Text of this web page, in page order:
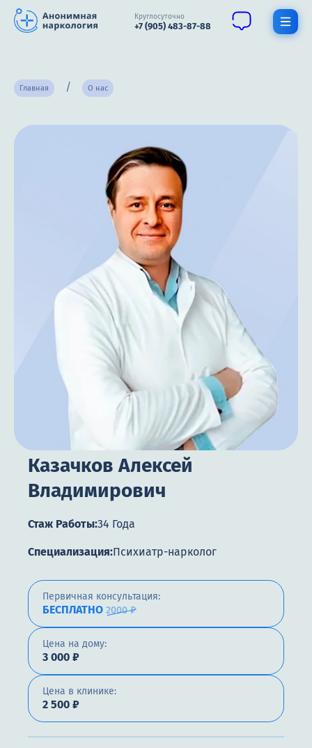
Круглосуточно
+7 (905) 483-87-88
Терапия
+7 (905) 483-87-88
Адрес call-центра
Пермь, Луначарского, 87
Главная О нас
Казачков Алексей
Владимирович
Стаж Работы:34 Года
Специализация:Психиатр-нарколог
Первичная консультация:
БЕСПЛАТНО 2000 ₽
Цена на дому:
3 000 ₽
Цена в клинике:
2 500 ₽